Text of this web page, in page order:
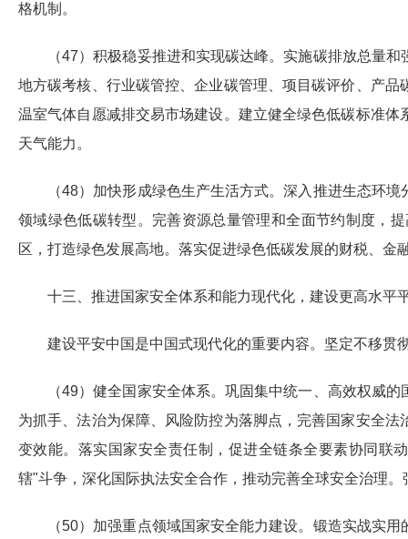
格机制。
（47）积极稳妥推进和实现碳达峰。实施碳排放总量
地方碳考核、行业碳管控、企业碳管理、项目碳评价、产
温室气体自愿减排交易市场建设。建立健全绿色低碳标准
天气能力。
（48）加快形成绿色生产生活方式。深入推进生态环
领域绿色低碳转型。完善资源总量管理和全面节约制度，
区，打造绿色发展高地。落实促进绿色低碳发展的财税、
十三、推进国家安全体系和能力现代化，建设更高水平
建设平安中国是中国式现代化的重要内容。坚定不移贯
（49）健全国家安全体系。巩固集中统一、高效权威
为抓手、法治为保障、风险防控为落脚点，完善国家安全
变效能。落实国家安全责任制，促进全链条全要素协同联
辖"斗争，深化国际执法安全合作，推动完善全球安全治理
（50）加强重点领域国家安全能力建设。锻造实战实